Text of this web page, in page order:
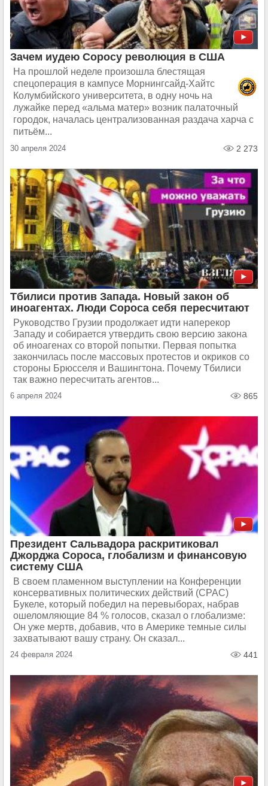
Зачем иудею Соросу революция в США
На прошлой неделе произошла блестящая
спецоперация в кампусе Морнингсайд-Хайтс
Колумбийского университета, в одну ночь на
лужайке перед «альма матер» возник палаточный
городок, началась централизованная раздача харча с
питьём...
30 апреля 2024 2 273
Тбилиси против Запада. Новый закон об
иноагентах. Люди Сороса себя пересчитают
Руководство Грузии продолжает идти наперекор
Западу и собирается утвердить свою версию закона
об иноагенах со второй попытки. Первая попытка
закончилась после массовых протестов и окриков со
стороны Брюсселя и Вашингтона. Почему Тбилиси
так важно пересчитать агентов...
6 апреля 2024 865
Президент Сальвадора раскритиковал
Джорджа Сороса, глобализм и финансовую
систему США
В своем пламенном выступлении на Конференции
консервативных политических действий (CPAC)
Букеле, который победил на перевыборах, набрав
ошеломляющие 84 % голосов, сказал о глобализме:
Он уже мертв, добавив, что в Америке темные силы
захватывают вашу страну. Он сказал...
24 февраля 2024 441